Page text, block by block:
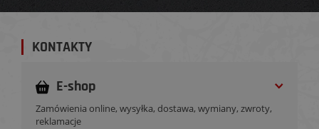
KONTAKTY
E-shop
Zamówienia online, wysyłka, dostawa, wymiany, zwroty,
reklamacje